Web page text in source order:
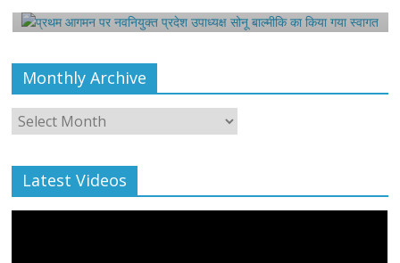
Monthly Archive
Monthly
Archive
Latest Videos